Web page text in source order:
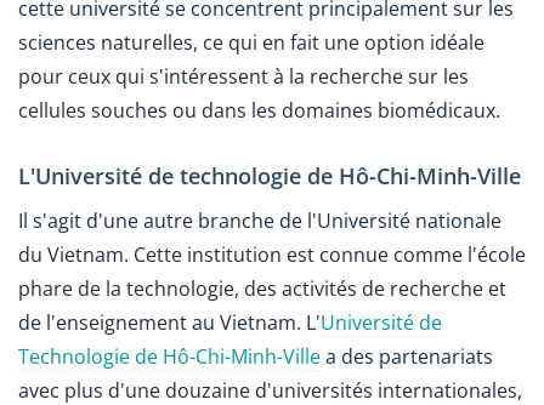
cette université se concentrent principalement sur les
sciences naturelles, ce qui en fait une option idéale
pour ceux qui s'intéressent à la recherche sur les
cellules souches ou dans les domaines biomédicaux.
L'Université de technologie de Hô-Chi-Minh-Ville
Il s'agit d'une autre branche de l'Université nationale
du Vietnam. Cette institution est connue comme l'école
phare de la technologie, des activités de recherche et
de l'enseignement au Vietnam. L'Université de
Technologie de Hô-Chi-Minh-Villea des partenariats
avec plus d'une douzaine d'universités internationales,